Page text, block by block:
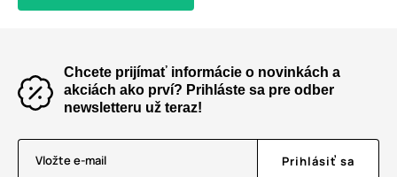
Chcete prijímať informácie o novinkách a
akciách ako prví? Prihláste sa pre odber
newsletteru už teraz!
Vložte e-mail Prihlásiť sa